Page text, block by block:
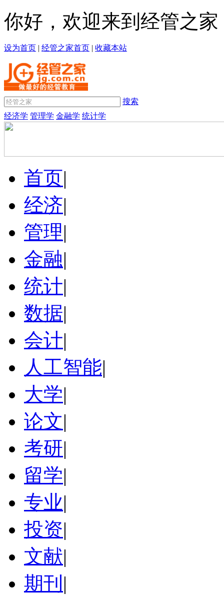
你好，欢迎来到经管之家
设为首页 | 经管之家首页 | 收藏本站
搜索
经济学 管理学 金融学 统计学
首页|
经济|
管理|
金融|
统计|
数据|
会计|
人工智能|
大学|
论文|
考研|
留学|
专业|
投资|
文献|
期刊 |